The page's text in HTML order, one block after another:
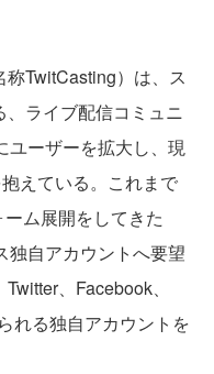
TwitCasting）は、ス
ライブ配信コミュニ
ユーザーを拡大し、現
えている。これまで
ム展開をしてきた
独自アカウントへ要望
、Facebook、
れる独自アカウントを